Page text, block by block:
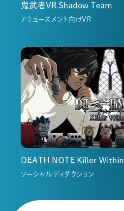
鬼武者VR Shadow Team
アミューズメント向けVR
DEATH NOTE Killer Within
ソーシャルディダクション